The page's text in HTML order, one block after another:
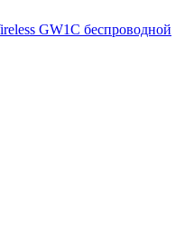
GW1C беспроводной